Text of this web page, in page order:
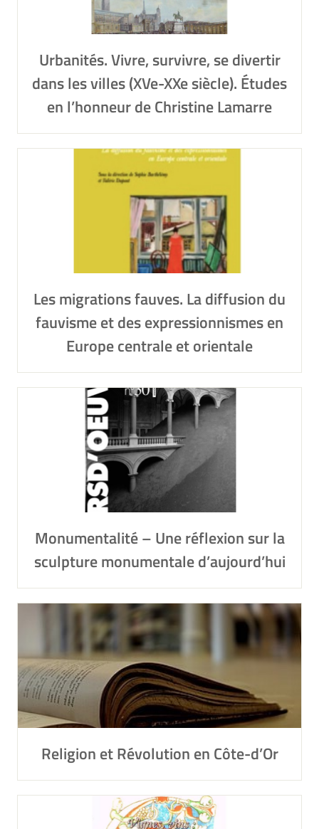
Urbanités. Vivre, survivre, se divertir
dans les villes (XVe-XXe siècle). Études
en l’honneur de Christine Lamarre
Les migrations fauves. La diffusion du
fauvisme et des expressionnismes en
Europe centrale et orientale
Monumentalité – Une réflexion sur la
sculpture monumentale d’aujourd’hui
Religion et Révolution en Côte-d’Or